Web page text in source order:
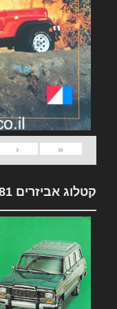
«
‹
קטלוג אביזרים 1981 Jeep